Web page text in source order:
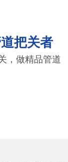
把关者
，做精品管道